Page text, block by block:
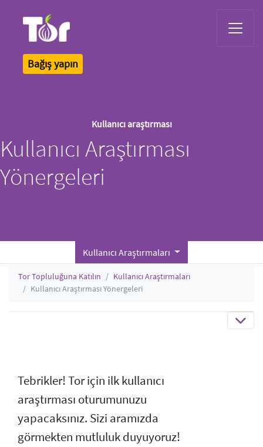
Bağış yapın
Kullanıcı araştırması
Kullanıcı Araştırması
Yönergeleri
Kullanıcı Araştırmaları
Tor Topluluğuna Katılın
Kullanıcı Araştırmaları
Kullanıcı Araştırması Yönergeleri
Tebrikler! Tor için ilk kullanıcı
araştırması oturumunuzu
yapacaksınız. Sizi aramızda
görmekten mutluluk duyuyoruz!